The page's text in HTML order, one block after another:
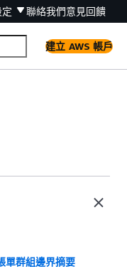
聯絡我們意見回饋
建立 AWS 帳戶
單群組邊界摘要